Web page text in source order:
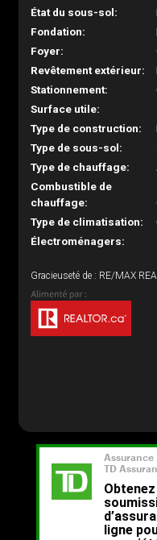
État du sous-sol:
Fondation:
Foyer:
Revêtement extérieur:
Stationnement:
Surface utile:
Type de construction:
Type de sous-sol:
Type de chauffage:
Combustible de
chauffage:
Type de climatisation:
Électroménagers:
Gracieuseté de : RE/MAX